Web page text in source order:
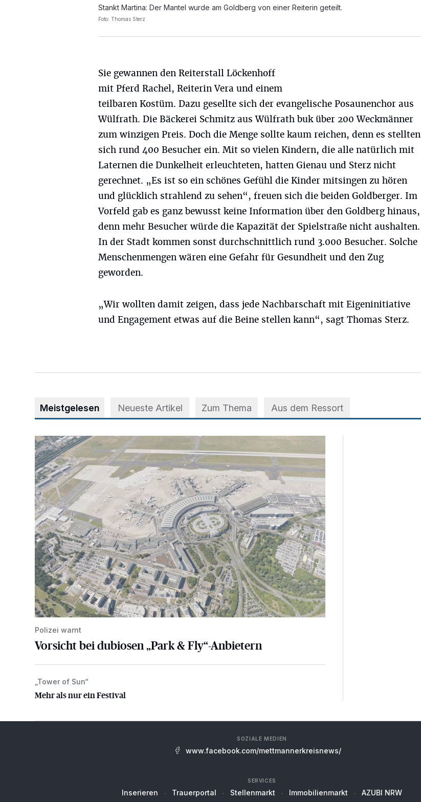
Stankt Martina: Der Mantel wurde am Goldberg von einer Reiterin geteilt.
Foto: Thomas Sterz
Sie gewannen den Reiterstall Löckenhoff
mit Pferd Rachel, Reiterin Vera und einem
teilbaren Kostüm. Dazu gesellte sich der evangelische Posaunenchor aus
Wülfrath. Die Bäckerei Schmitz aus Wülfrath buk über 200 Weckmänner
zum winzigen Preis. Doch die Menge sollte kaum reichen, denn es stellten
sich rund 400 Besucher ein. Mit so vielen Kindern, die alle natürlich mit
Laternen die Dunkelheit erleuchteten, hatten Gienau und Sterz nicht
gerechnet. „Es ist so ein schönes Gefühl die Kinder mitsingen zu hören
und glücklich strahlend zu sehen“, freuen sich die beiden Goldberger. Im
Vorfeld gab es ganz bewusst keine Information über den Goldberg hinaus,
denn mehr Besucher würde die Kapazität der Spielstraße nicht aushalten.
In der Stadt kommen sonst durchschnittlich rund 3.000 Besucher. Solche
Menschenmengen wären eine Gefahr für Gesundheit und den Zug
geworden.
„Wir wollten damit zeigen, dass jede Nachbarschaft mit Eigeninitiative
und Engagement etwas auf die Beine stellen kann“, sagt Thomas Sterz.
Meistgelesen Neueste Artikel Zum Thema Aus dem Ressort
Vorsicht bei dubiosen „Park & Fly“-Anbietern
Polizei warnt
Vorsicht bei dubiosen „Park & Fly“-Anbietern
Mehr als nur ein Festival
„Tower of Sun“
Mehr als nur ein Festival
SOZIALE MEDIEN
www.facebook.com/mettmannerkreisnews/
SERVICES
Inserieren Trauerportal Stellenmarkt Immobilienmarkt AZUBI NRW